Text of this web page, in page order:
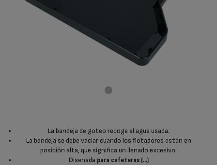
La bandeja de goteo recoge el agua usada.
La bandeja se debe vaciar cuando los flotadores están en
posición alta, que significa un llenado excesivo.
Diseñada para cafeteras (...)